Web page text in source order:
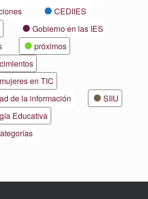
CEDIIES
Gobierno en las IES
próximos
en TIC
de la información
SIIU
Educativa